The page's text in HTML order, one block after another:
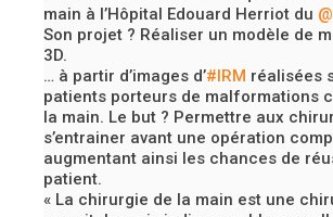
main à l’Hôpital Edouard Herriot du
Son projet ? Réaliser un modèle de
3D.
… à partir d’images d’#IRM réalisées
patients porteurs de malformations
la main. Le but ? Permettre aux
s’entrainer avant une opération
augmentant ainsi les chances de
patient.
« La chirurgie de la main est une